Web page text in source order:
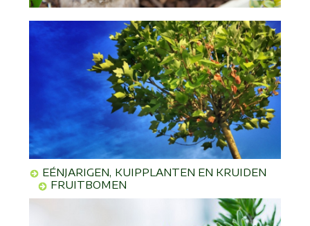
EÉNJARIGEN, KUIPPLANTEN EN KRUIDEN
FRUITBOMEN